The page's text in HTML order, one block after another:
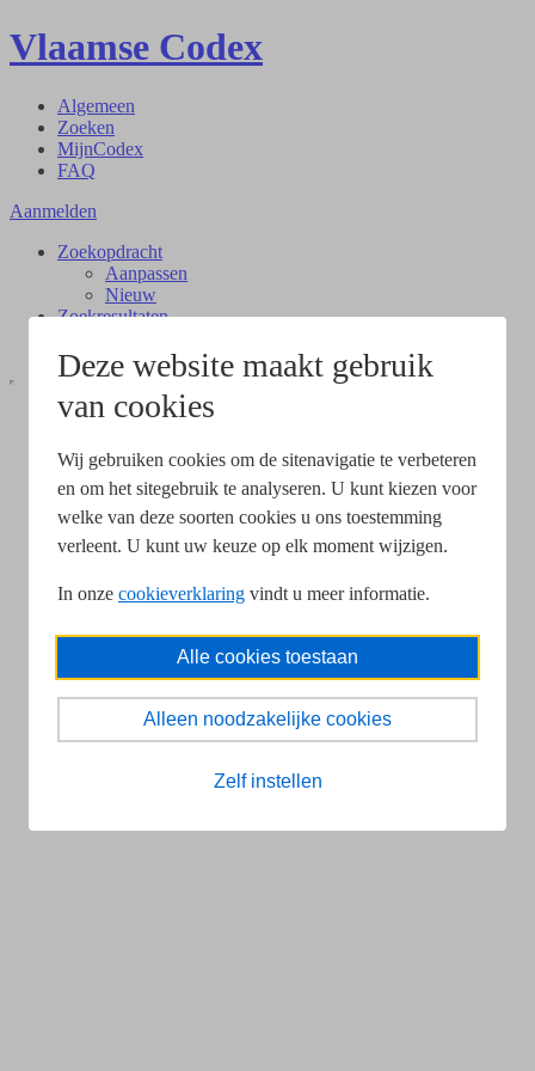
Deze website maakt gebruik
van cookies
Wij gebruiken cookies om de sitenavigatie te verbeteren
en om het sitegebruik te analyseren. U kunt kiezen voor
welke van deze soorten cookies u ons toestemming
verleent. U kunt uw keuze op elk moment wijzigen.
In onze cookieverklaring vindt u meer informatie.
Alle cookies toestaan
Alleen noodzakelijke cookies
Zelf instellen
Vlaamse Codex
Algemeen
Zoeken
MijnCodex
FAQ
Aanmelden
Zoekopdracht
Aanpassen
Nieuw
Zoekresultaten